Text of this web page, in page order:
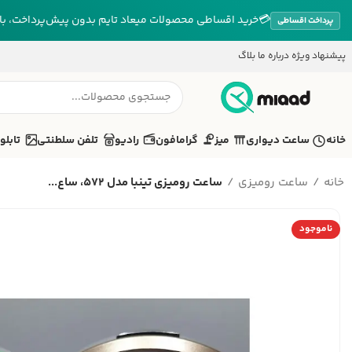
پرداخت اقساطی 💳خرید اقساطی محصولات میعاد تایم بدون پیش‌پرداخت،
پیشنهاد ویژه درباره ما بلاگ
خانه ساعت دیواری میز گرامافون رادیو تلفن سلطنتی تابلو
خانه ساعت رومیزی ساعت رومیزی تینبا مدل 572، ساع...
ناموجود